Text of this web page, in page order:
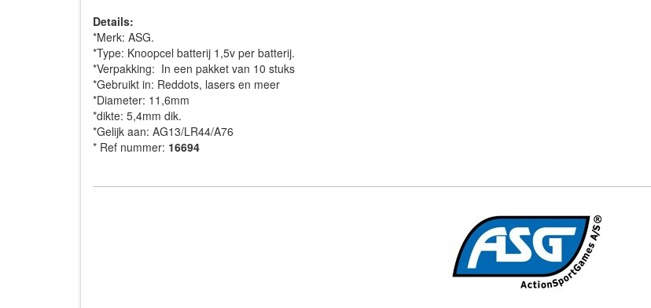
Details:
*Merk: ASG.
*Type: Knoopcel batterij 1,5v per batterij.
*Verpakking: In een pakket van 10 stuks
*Gebruikt in: Reddots, lasers en meer
*Diameter: 11,6mm
*dikte: 5,4mm dik.
*Gelijk aan: AG13/LR44/A76
* Ref nummer: 16694